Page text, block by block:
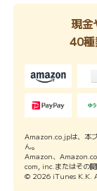
現金
40種
Amazon.co.jpは、本
ん。
Amazon、
com, inc.またはその関
© 2026 iTunes K.K.